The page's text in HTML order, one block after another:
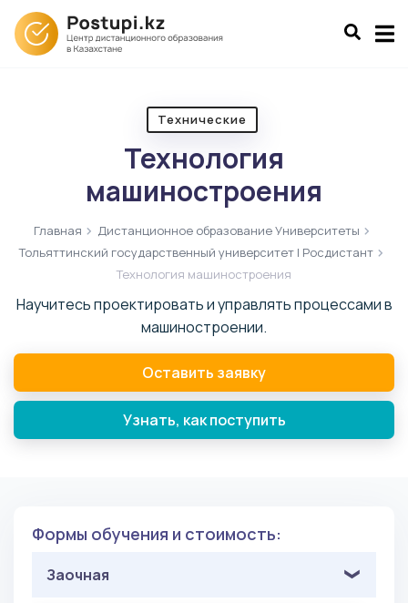
Технические
Технология
машиностроения
Главная
Дистанционное образование Университеты
Тольяттинский государственный университет | Росдистант
Технология машиностроения
Научитесь проектировать и управлять процессами в
машиностроении.
Оставить заявку
Узнать, как поступить
Формы обучения и стоимость:
Заочная